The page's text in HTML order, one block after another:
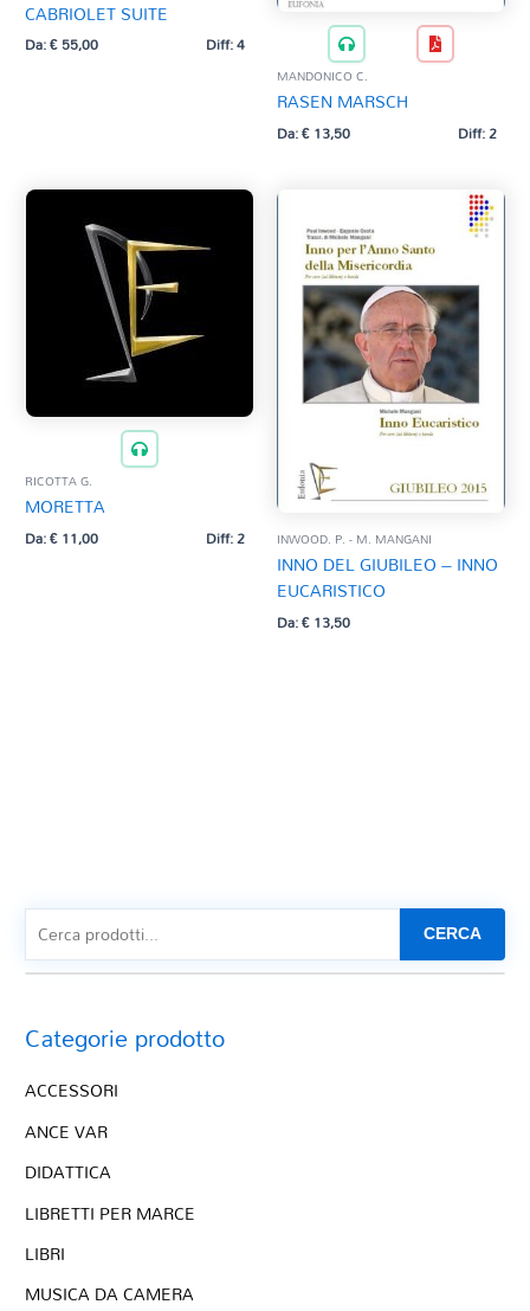
CABRIOLET SUITE
Da:€55,00 Diff: 4
MANDONICO C.
RASEN MARSCH
Da:€13,50 Diff: 2
RICOTTA G.
MORETTA
Da:€11,00 Diff: 2 INWOOD. P. - M. MANGANI
INNO DEL GIUBILEO – INNO
EUCARISTICO
Da:€13,50
CERCA
Categorie prodotto
ACCESSORI
ANCE VAR
DIDATTICA
LIBRETTI PER MARCE
LIBRI
MUSICA DA CAMERA